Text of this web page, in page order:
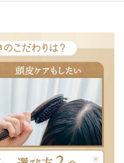
ンズブラシ JMP3187」
使用できるクレンジングブ
なる2種類のピンを採用
底比較！
ェック！